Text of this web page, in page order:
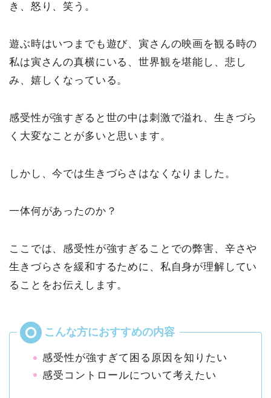
き、怒り、笑う。
遊ぶ時はいつまでも遊び、寅さんの映画を観る時の
私は寅さんの真横にいる、世界観を堪能し、悲し
み、嬉しくなっている。
感受性が強すぎると世の中は刺激で溢れ、生きづら
く大変なことが多いと思います。
しかし、今では生きづらさはなくなりました。
一体何があったのか？
ここでは、感受性が強すぎることでの弊害、辛さや
生きづらさを緩和するために、私自身が理解してい
ることをお伝えします。
感受性が強すぎて困る原因を知りたい
感受コントロールについて考えたい